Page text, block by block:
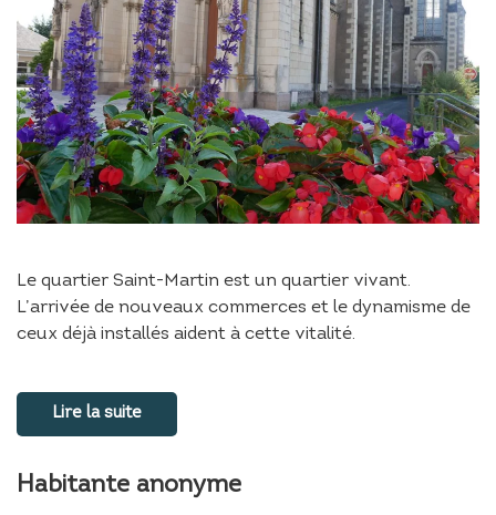
Le quartier Saint-Martin est un quartier vivant.
L’arrivée de nouveaux commerces et le dynamisme de
ceux déjà installés aident à cette vitalité.
Lire la suite
Habitante anonyme